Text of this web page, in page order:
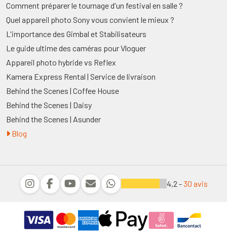
Comment préparer le tournage d'un festival en salle ?
Quel appareil photo Sony vous convient le mieux ?
L'importance des Gimbal et Stabilisateurs
Le guide ultime des caméras pour Vloguer
Appareil photo hybride vs Reflex
Kamera Express Rental | Service de livraison
Behind the Scenes | Coffee House
Behind the Scenes | Daisy
Behind the Scenes | Asunder
Blog
4,2 -30 avis